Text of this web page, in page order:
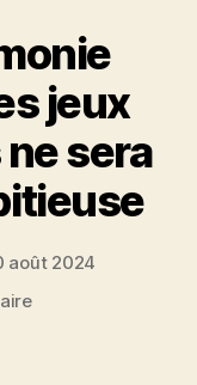
jeux
sera
août 2024
sur